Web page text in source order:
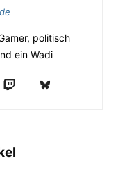
politisch
ein Wadi